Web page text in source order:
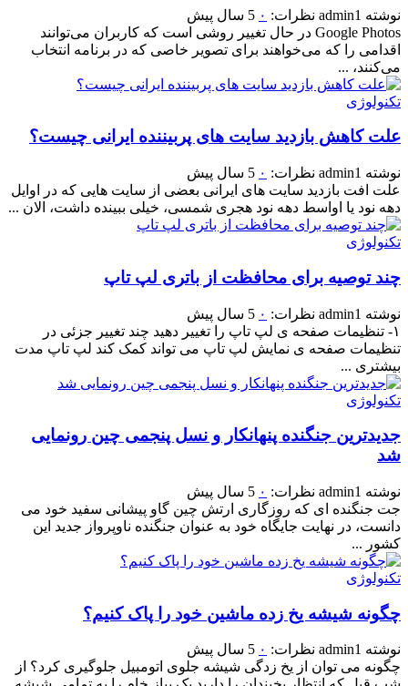
نوشته admin1 نظرات: ۰ 5 سال پیش
Google Photos در حال تغییر روشی است که کاربران می‌توانند
اقدامی را که می‌خواهند برای تصویر خاصی که در برنامه انتخاب
می‌کنند، ...
تکنولوژی
علت کاهش بازدید سایت های پربیننده ایرانی چیست؟
نوشته admin1 نظرات: ۰ 5 سال پیش
علت افت بازدید سایت های ایرانی بعضی از سایت هایی که در اوایل
دهه نود یا اواسط دهه نود هجری شمسی، خیلی ببینده داشت، الان ...
تکنولوژی
چند توصیه برای محافظت از باتری لپ تاپ
نوشته admin1 نظرات: ۰ 5 سال پیش
۱- تنظیمات صفحه ی لپ تاپ را تغییر دهید چند تغییر جزئی در
تنظیمات صفحه ی نمایش لپ تاپ می تواند کمک کند لپ تاپ مدت
بیشتری ...
تکنولوژی
جدیدترین جنگنده پنهانکار و نسل پنجمی چین رونمایی
شد
نوشته admin1 نظرات: ۰ 5 سال پیش
جت جنگنده ای که روزگاری ارتش چین گاو پیشانی سفید خود می
دانست، در نهایت جایگاه خود به عنوان جنگنده ناوپرواز جدید این
کشور ...
تکنولوژی
چگونه شیشه یخ زده ماشین خود را پاک کنیم؟
نوشته admin1 نظرات: ۰ 5 سال پیش
چگونه می توان از یخ زدگی شیشه جلوی اتومبیل جلوگیری کرد؟ از